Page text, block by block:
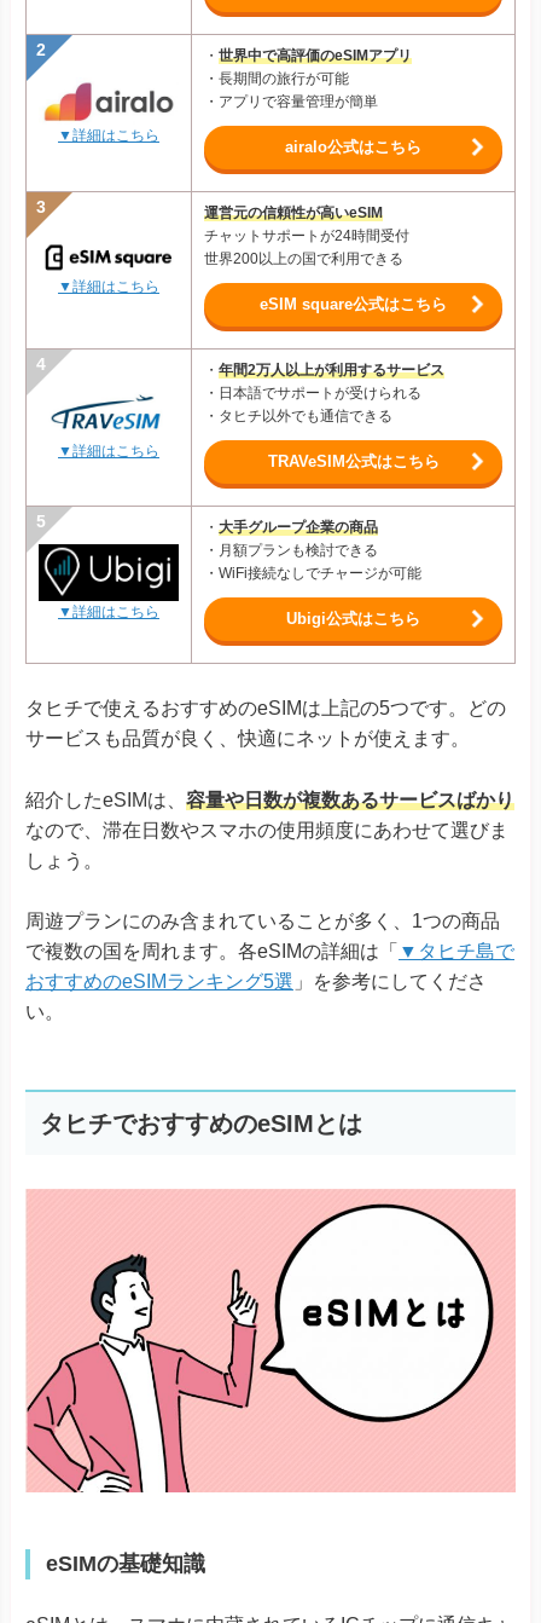
▼詳細はこちら
・ 世界中で高評価のeSIMアプリ
・長期間の旅行が可能
・アプリで容量管理が簡単
airalo公式はこちら
▼詳細はこちら
運営元の信頼性が高いeSIM
チャットサポートが24時間受付
世界200以上の国で利用できる
eSIM square公式はこちら
▼詳細はこちら
・ 年間2万人以上が利用するサービス
・日本語でサポートが受けられる
・タヒチ以外でも通信できる
TRAVeSIM公式はこちら
▼詳細はこちら
・ 大手グループ企業の商品
・月額プランも検討できる
・WiFi接続なしでチャージが可能
Ubigi公式はこちら
タヒチで使えるおすすめのeSIMは上記の5つです。どの
サービスも品質が良く、快適にネットが使えます。
紹介したeSIMは、 容量や日数が複数あるサービスばかり
なので、滞在日数やスマホの使用頻度にあわせて選びま
しょう。
周遊プランにのみ含まれていることが多く、1つの商品
で複数の国を周れます。各eSIMの詳細は「 ▼タヒチ島で
おすすめのeSIMランキング5選 」を参考にしてくださ
い。
タヒチでおすすめのeSIMとは
eSIMの基礎知識